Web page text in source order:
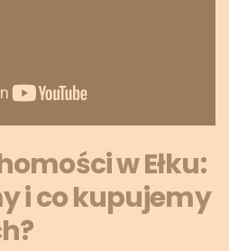
w Ełku:
i co kupujemy